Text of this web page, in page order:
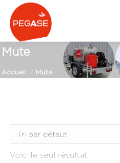
Mute
Vous êtes ici :
Accueil Mute
Remorque(0)
Voici le seul résultat